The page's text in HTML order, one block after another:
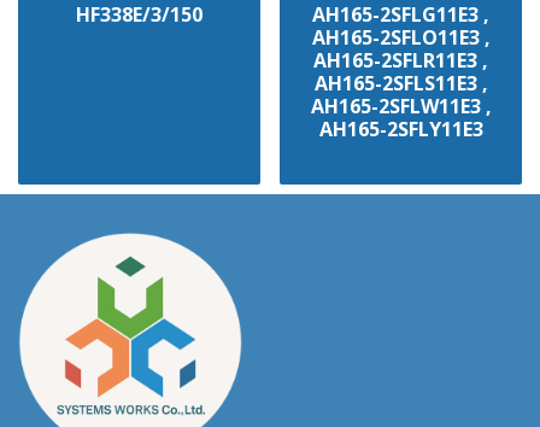
HF338E/3/150 AH165-2SFLG11E3 ,
AH165-2SFLO11E3 ,
AH165-2SFLR11E3 ,
AH165-2SFLS11E3 ,
AH165-2SFLW11E3 ,
AH165-2SFLY11E3